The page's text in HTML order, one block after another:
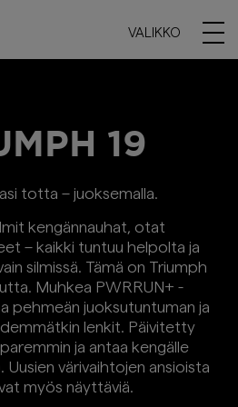
VALIKKO
19
totta – juoksemalla.
kengännauhat, otat
– kaikki tuntuu helpolta ja
silmissä. Tämä on Triumph
Muhkea PWRRUN+ -
pehmeän juoksutuntuman ja
lenkit. Päivitetty
ja antaa kengälle
Uusien värivaihtojen ansioista
myös näyttäviä.